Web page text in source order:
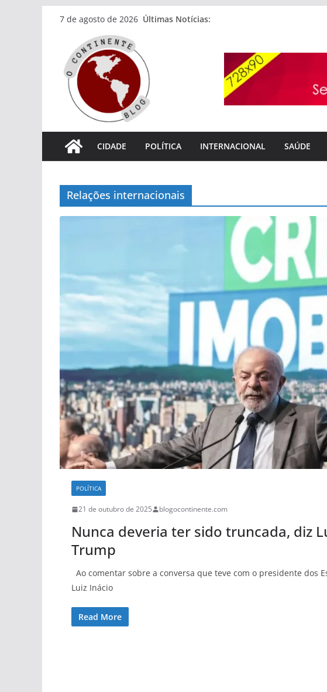
Pular
conteúdo
7 de agosto de 2026 Últimas Notícias:
CIDADE POLÍTICA INTERNACIONAL SAÚDE
Relações internacionais
POLÍTICA
21 de outubro de 2025 blogocontinente.com
Nunca deveria ter sido truncada, diz
Trump
Ao comentar sobre a conversa que teve com o presidente dos
Luiz Inácio
Read More